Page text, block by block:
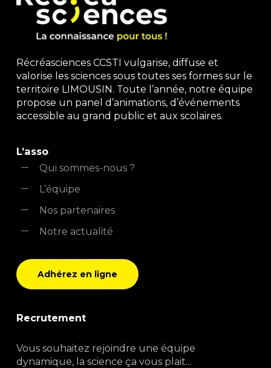
Récréasciences CCSTI vulgarise, diffuse et
valorise les sciences sous toutes ses formes sur le
territoire LIMOUSIN. Toute l’année, notre équipe
propose un panel d’animations, d’événements
accessible au grand public et aux scolaires.
L’asso
Qui sommes-nous ?
L’équipe
Nos partenaires
Notre actualité
Adhérez en ligne
Recrutement
Vous souhaitez rejoindre une équipe
dynamique, la science ça vous plait...